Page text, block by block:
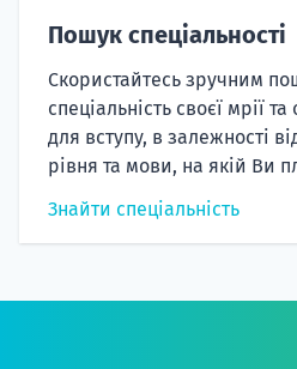
Пошук спеціальності
Скористайтесь зручним
спеціальність своєї мрії
для вступу, в залежності
рівня та мови, на якій Ви
Знайти спеціальність